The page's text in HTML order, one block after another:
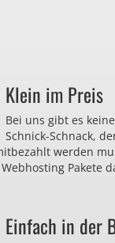
Klein im Preis
Bei uns gibt es
Schnick-Schnack,
werden
Pakete
Einfach in der